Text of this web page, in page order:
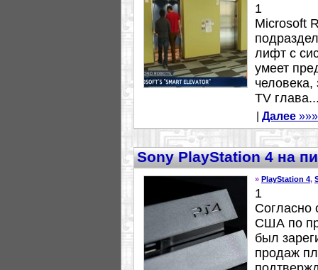
1
Microsoft
лифт с
умеет
TV
Далее »»»
Sony PlayStation 4 на
» PlayStation 4,
1
Согласно
США по
был
продаж